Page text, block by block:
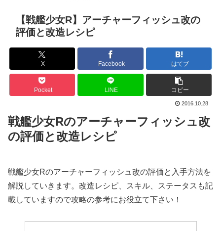
【戦艦少女R】アーチャーフィッシュ改の
評価と改造レシピ
X Facebook はてブ
Pocket LINE コピー
2016.10.28
戦艦少女Rのアーチャーフィッシュ改
の評価と改造レシピ
戦艦少女Rのアーチャーフィッシュ改の評価と入手方法を
解説していきます。改造レシピ、スキル、ステータスも記
載していますので攻略の参考にお役立て下さい！